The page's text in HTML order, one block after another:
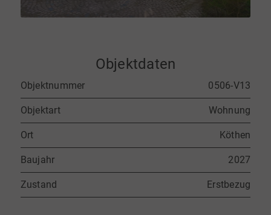
Objektdaten
Objektnummer 0506-V13
Objektart Wohnung
Ort Köthen
Baujahr 2027
Zustand Erstbezug